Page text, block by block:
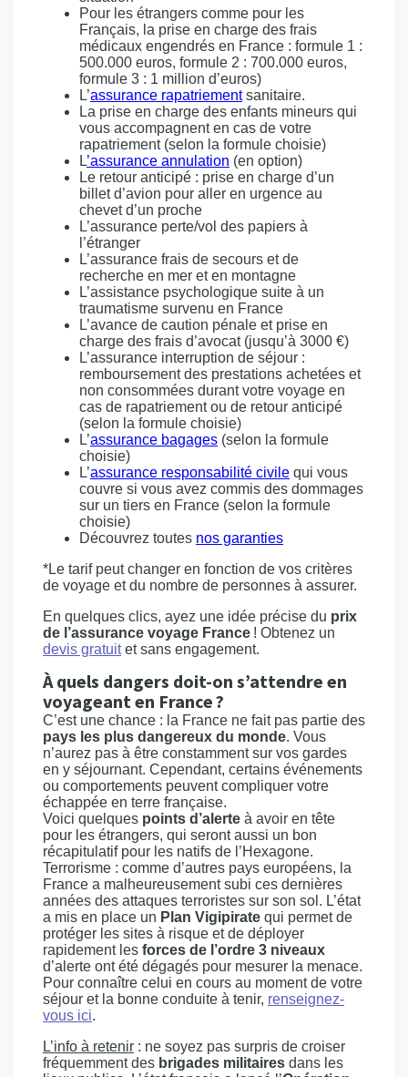
Pour les étrangers comme pour les
Français, la prise en charge des frais
médicaux engendrés en France : formule 1 :
500.000 euros, formule 2 : 700.000 euros,
formule 3 : 1 million d’euros)
L’assurance rapatriementsanitaire.
La prise en charge des enfants mineurs qui
vous accompagnent en cas de votre
rapatriement (selon la formule choisie)
L’assurance annulation (en option)
Le retour anticipé : prise en charge d’un
billet d’avion pour aller en urgence au
chevet d’un proche
L’assurance perte/vol des papiers à
l’étranger
L’assurance frais de secours et de
recherche en mer et en montagne
L’assistance psychologique suite à un
traumatisme survenu en France
L’avance de caution pénale et prise en
charge des frais d’avocat (jusqu’à 3000 €)
L’assurance interruption de séjour :
remboursement des prestations achetées et
non consommées durant votre voyage en
cas de rapatriement ou de retour anticipé
(selon la formule choisie)
L’assurance bagages (selon la formule
choisie)
L’assurance responsabilité civile qui vous
couvre si vous avez commis des dommages
sur un tiers en France (selon la formule
choisie)
Découvrez toutes nos garanties
*Le tarif peut changer en fonction de vos critères
de voyage et du nombre de personnes à assurer.
En quelques clics, ayez une idée précise du prix
de l’assurance voyage France ! Obtenez un
devis gratuitet sans engagement.
À quels dangers doit-on s’attendre en
voyageant en France ?
C’est une chance : la France ne fait pas partie des
pays les plus dangereux du monde. Vous
n’aurez pas à être constamment sur vos gardes
en y séjournant. Cependant, certains événements
ou comportements peuvent compliquer votre
échappée en terre française.
Voici quelques points d’alerte à avoir en tête
pour les étrangers, qui seront aussi un bon
récapitulatif pour les natifs de l’Hexagone.
Terrorisme : comme d’autres pays européens, la
France a malheureusement subi ces dernières
années des attaques terroristes sur son sol. L’état
a mis en place un Plan Vigipirate qui permet de
protéger les sites à risque et de déployer
rapidement les forces de l’ordre 3 niveaux
d’alerte ont été dégagés pour mesurer la menace.
Pour connaître celui en cours au moment de votre
séjour et la bonne conduite à tenir, renseignez-
vous ici.
L’info à retenir : ne soyez pas surpris de croiser
fréquemment des brigades militaires dans les